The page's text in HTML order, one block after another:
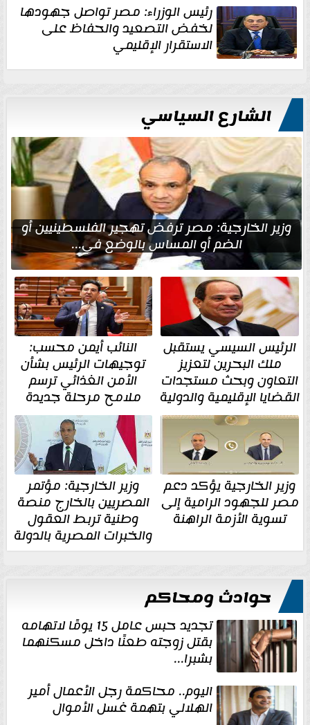
رئيس الوزراء: مصر تواصل جهودها
لخفض التصعيد والحفاظ على
الاستقرار الإقليمي
الشارع السياسي
وزير الخارجية: مصر ترفض تهجير الفلسطينيين أو
الضم أو المساس بالوضع في...
الرئيس السيسي يستقبل
ملك البحرين لتعزيز
التعاون وبحث مستجدات
القضايا الإقليمية والدولية
النائب أيمن محسب:
توجيهات الرئيس بشأن
الأمن الغذائي ترسم
ملامح مرحلة جديدة
وزير الخارجية يؤكد دعم
مصر للجهود الرامية إلى
تسوية الأزمة الراهنة
وزير الخارجية: مؤتمر
المصريين بالخارج منصة
وطنية تربط العقول
والخبرات المصرية بالدولة
حوادث ومحاكم
تجديد حبس عامل 15 يومًا لاتهامه
بقتل زوجته طعنًا داخل مسكنهما
بشبرا...
اليوم.. محاكمة رجل الأعمال أمير
الهلالي بتهمة غسل الأموال